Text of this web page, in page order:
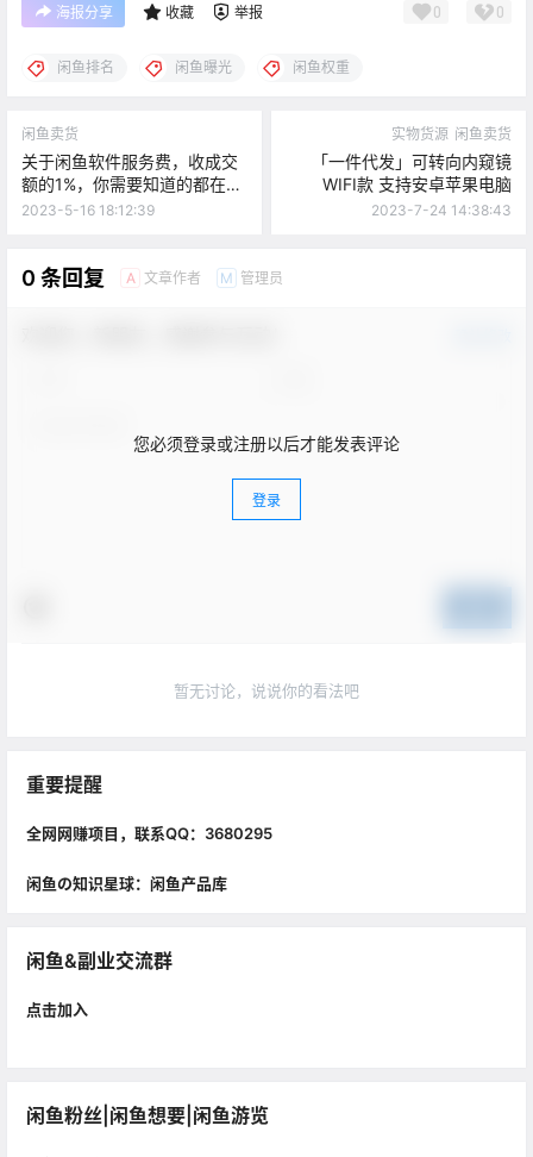
海报分享 收藏 举报 0 0
闲鱼排名 闲鱼曝光 闲鱼权重
闲鱼卖货
关于闲鱼软件服务费，收成交
额的1%，你需要知道的都在这
里
2023-5-16 18:12:39
实物货源 闲鱼卖货
「一件代发」可转向内窥镜
WIFI款 支持安卓苹果电脑
2023-7-24 14:38:43
0 条回复 A 文章作者 M 管理员
您必须登录或注册以后才能发表评论
登录
暂无讨论，说说你的看法吧
重要提醒
全网网赚项目，联系QQ：3680295
闲鱼の知识星球：闲鱼产品库
闲鱼&副业交流群
点击加入
闲鱼粉丝|闲鱼想要|闲鱼游览